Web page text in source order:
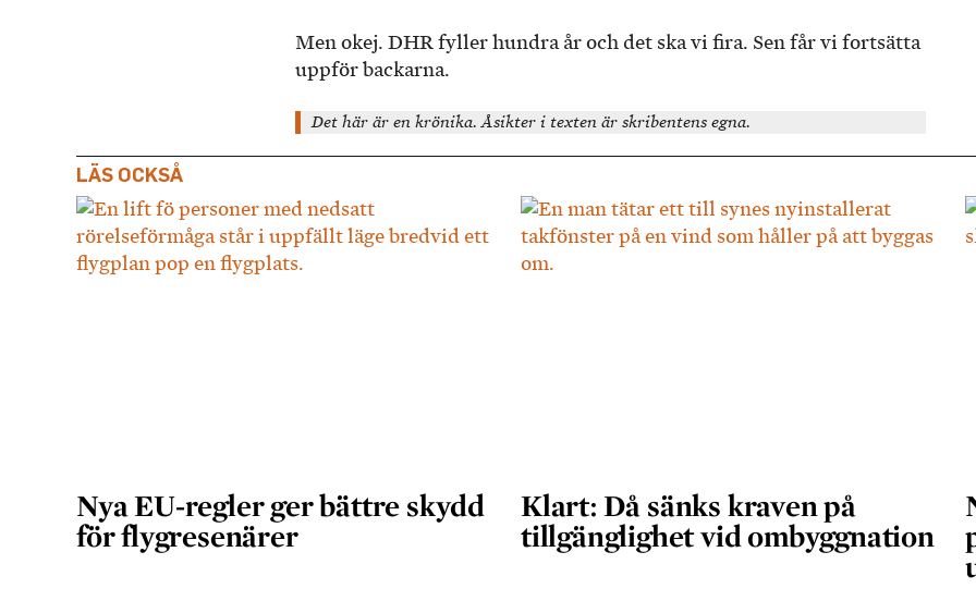
Men okej. DHR fyller hundra år och det ska vi fira. Sen får vi fortsätta
uppför backarna.
Det här är en krönika. Åsikter i texten är skribentens egna.
LÄS OCKSÅ
Nya EU-regler ger bättre skydd
för flygresenärer
Klart: Då sänks kraven på
tillgänglighet vid ombyggnation